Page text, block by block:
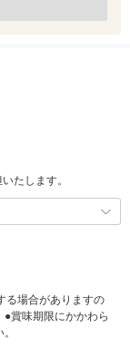
たします。
る場合がありますの
賞味期限にかかわら